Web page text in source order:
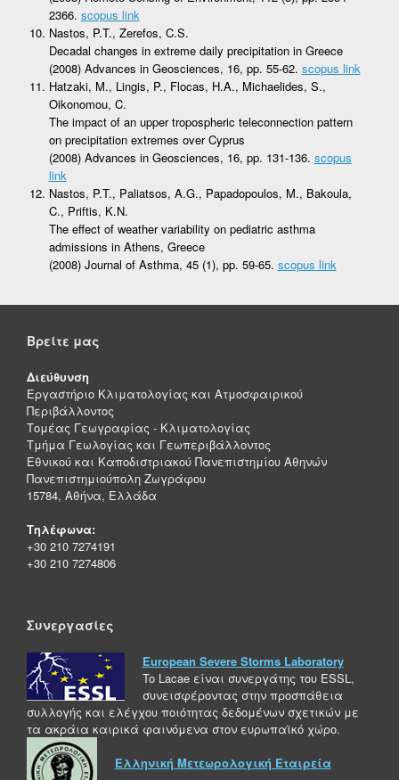
2366. scopus link
Nastos, P.T., Zerefos, C.S.
Decadal changes in extreme daily precipitation in Greece
(2008) Advances in Geosciences, 16, pp. 55-62. scopus link
Hatzaki, M., Lingis, P., Flocas, H.A., Michaelides, S.,
Oikonomou, C.
The impact of an upper tropospheric teleconnection pattern
on precipitation extremes over Cyprus
(2008) Advances in Geosciences, 16, pp. 131-136. scopus
link
Nastos, P.T., Paliatsos, A.G., Papadopoulos, M., Bakoula,
C., Priftis, K.N.
The effect of weather variability on pediatric asthma
admissions in Athens, Greece
(2008) Journal of Asthma, 45 (1), pp. 59-65. scopus link
Βρείτε μας
Διεύθυνση
Εργαστήριο Κλιματολογίας και Ατμοσφαιρικού
Περιβάλλοντος
Τομέας Γεωγραφίας - Κλιματολογίας
Τμήμα Γεωλογίας και Γεωπεριβάλλοντος
Εθνικού και Καποδιστριακού Πανεπιστημίου Αθηνών
Πανεπιστημιούπολη Ζωγράφου
15784, Αθήνα, Ελλάδα
Τηλέφωνα:
+30 210 7274191
+30 210 7274806
Συνεργασίες
European Severe Storms Laboratory
To Lacae είναι συνεργάτης του ESSL,
συνεισφέροντας στην προσπάθεια
συλλογής και ελέγχου ποιότητας δεδομένων σχετικών με
τα ακράια καιρικά φαινόμενα στον ευρωπαϊκό χώρο.
Ελληνική Μετεωρολογική Εταιρεία